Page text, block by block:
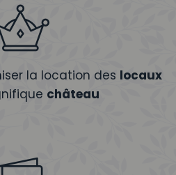
la location des locaux
château